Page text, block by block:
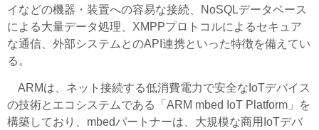
イなどの機器・装置への容易な接続、NoSQLデータベース
による大量データ処理、XMPPプロトコルによるセキュア
な通信、外部システムとのAPI連携といった特徴を備えてい
る。
ARMは、ネット接続する低消費電力で安全なIoTデバイス
の技術とエコシステムである「ARM mbed IoT Platform」を
構築しており、mbedパートナーは、大規模な商用IoTデバ